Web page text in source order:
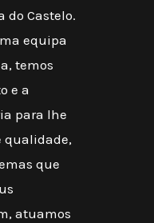
do Castelo.
equipa
temos
e a
para lhe
qualidade,
que
atuamos